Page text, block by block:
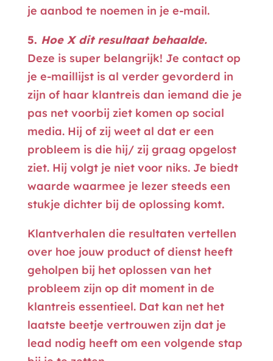
je aanbod te noemen in je e-mail.
5. Hoe X dit resultaat behaalde.
Deze is super belangrijk! Je contact op
je e-maillijst is al verder gevorderd in
zijn of haar klantreis dan iemand die je
pas net voorbij ziet komen op social
media. Hij of zij weet al dat er een
probleem is die hij/ zij graag opgelost
ziet. Hij volgt je niet voor niks. Je biedt
waarde waarmee je lezer steeds een
stukje dichter bij de oplossing komt.
Klantverhalen die resultaten vertellen
over hoe jouw product of dienst heeft
geholpen bij het oplossen van het
probleem zijn op dit moment in de
klantreis essentieel. Dat kan net het
laatste beetje vertrouwen zijn dat je
lead nodig heeft om een volgende stap